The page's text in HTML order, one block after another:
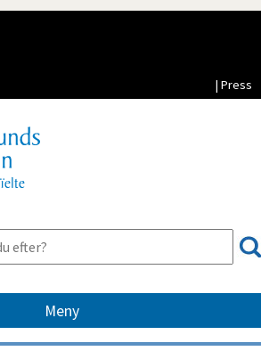
| Press
Meny